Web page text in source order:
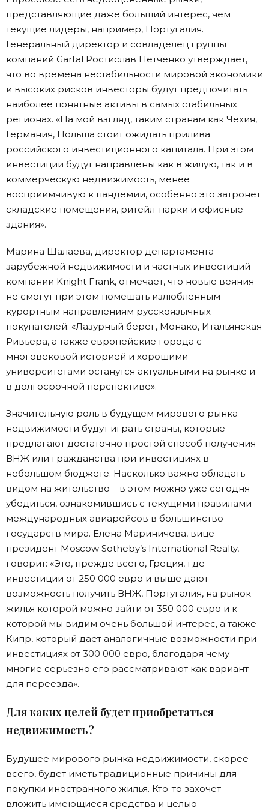
представляющие даже больший интерес, чем
текущие лидеры, например, Португалия.
Генеральный директор и совладелец группы
компаний Gartal Ростислав Петченко утверждает,
что во времена нестабильности мировой экономики
и высоких рисков инвесторы будут предпочитать
наиболее понятные активы в самых стабильных
регионах. «На мой взгляд, таким странам как Чехия,
Германия, Польша стоит ожидать прилива
российского инвестиционного капитала. При этом
инвестиции будут направлены как в жилую, так и в
коммерческую недвижимость, менее
восприимчивую к пандемии, особенно это затронет
складские помещения, ритейл-парки и офисные
здания».
Марина Шалаева, директор департамента
зарубежной недвижимости и частных инвестиций
компании Knight Frank, отмечает, что новые веяния
не смогут при этом помешать излюбленным
курортным направлениям русскоязычных
покупателей: «Лазурный берег, Монако, Итальянская
Ривьера, а также европейские города с
многовековой историей и хорошими
университетами останутся актуальными на рынке и
в долгосрочной перспективе».
Значительную роль в будущем мирового рынка
недвижимости будут играть страны, которые
предлагают достаточно простой способ получения
ВНЖ или гражданства при инвестициях в
небольшом бюджете. Насколько важно обладать
видом на жительство – в этом можно уже сегодня
убедиться, ознакомившись с текущими правилами
международных авиарейсов в большинство
государств мира. Елена Мариничева, вице-
президент Moscow Sotheby’s International Realty,
говорит: «Это, прежде всего, Греция, где
инвестиции от 250 000 евро и выше дают
возможность получить ВНЖ, Португалия, на рынок
жилья которой можно зайти от 350 000 евро и к
которой мы видим очень большой интерес, а также
Кипр, который дает аналогичные возможности при
инвестициях от 300 000 евро, благодаря чему
многие серьезно его рассматривают как вариант
для переезда».
Для каких целей будет приобретаться
недвижимость?
Будущее мирового рынка недвижимости, скорее
всего, будет иметь традиционные причины для
покупки иностранного жилья. Кто-то захочет
вложить имеющиеся средства и целью